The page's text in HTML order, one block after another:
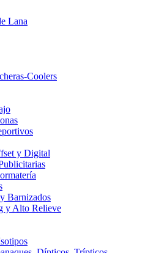
Lana
Coolers
y Digital
Barnizados
y Alto Relieve